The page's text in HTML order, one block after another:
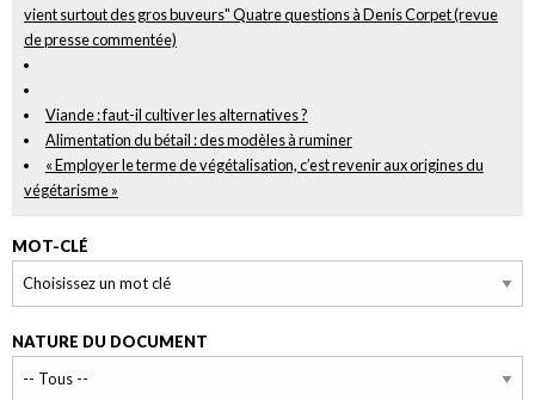
vient surtout des gros buveurs" Quatre questions à Denis Corpet (revue
de presse commentée)
Viande : faut-il cultiver les alternatives ?
Alimentation du bétail : des modèles à ruminer
« Employer le terme de végétalisation, c’est revenir aux origines du
végétarisme »
MOT-CLÉ
NATURE DU DOCUMENT